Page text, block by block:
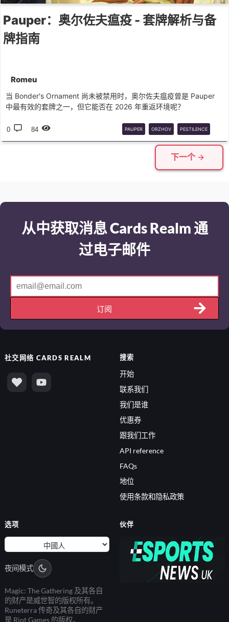
Pauper：奥尔佐夫瘟疫 - 套牌解析与备
牌指南
Romeu
当 Bonder's Ornament 尚未被禁用时，奥尔佐夫瘟疫曾是 Pauper
中最有效的套牌之一，但它能否在 2026 年重返环境呢？
0 84 PAUPER ORZHOV PESTILENCE
DECK GUIDE
下一个
从中获取消息 Cards Realm 通
过电子邮件
订阅
社交网络 CARDS REALM 搜索
开始
联系我们
我们是谁
优惠券
跟我们工作
API reference
FAQs
地位
使用条款和隐私政策
选项
夜间模式
Magic: The Gathering 及其各自
的财产是威世智的版权所有。
Runeterra 传奇及其各自的财产
是 Riot Games 的版权。
伙伴